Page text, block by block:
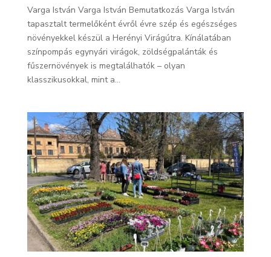
Varga István Varga István Bemutatkozás Varga István
tapasztalt termelőként évről évre szép és egészséges
növényekkel készül a Herényi Virágútra. Kínálatában
színpompás egynyári virágok, zöldségpalánták és
fűszernövények is megtalálhatók – olyan
klasszikusokkal, mint a...